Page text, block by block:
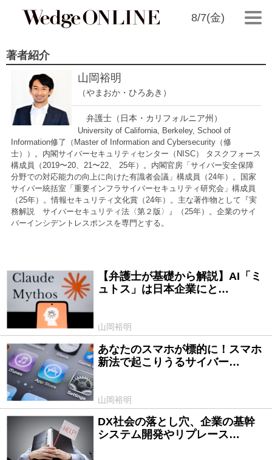
8/7(金)
著者紹介
山岡裕明
（やまおか・ひろあき）
弁護士（日本・カリフォルニア州）
University of California, Berkeley, School of
Information修了（Master of Information and Cybersecurity（修
士））。内閣サイバーセキュリティセンター（NISC） タスクフォース
構成員（2019〜20、21〜22、 25年）。内閣官房「サイバー安全保障
分野での対応能力の向上に向けた有識者会議」構成員（24年）。国家
サイバー統括室「重要インフラサイバーセキュリティ研究会」構成員
（25年）。情報セキュリティ文化賞（24年）。主な著作物として『実
務解説 サイバーセキュリティ法〈第２版〉』（25年）。企業のサイ
バーインシデントレスポンスを専門とする。
2026/05/26
【弁護士が基礎から解説】AI「ミ
ュトス」は日本企業にと…
山岡裕明
2025/12/26
あなたのスマホが標的に！スマホ
新法で起こりうるサイバー…
山岡裕明
2025/12/09
DX社会の落とし穴、企業の基幹
システム開発やリプレース…